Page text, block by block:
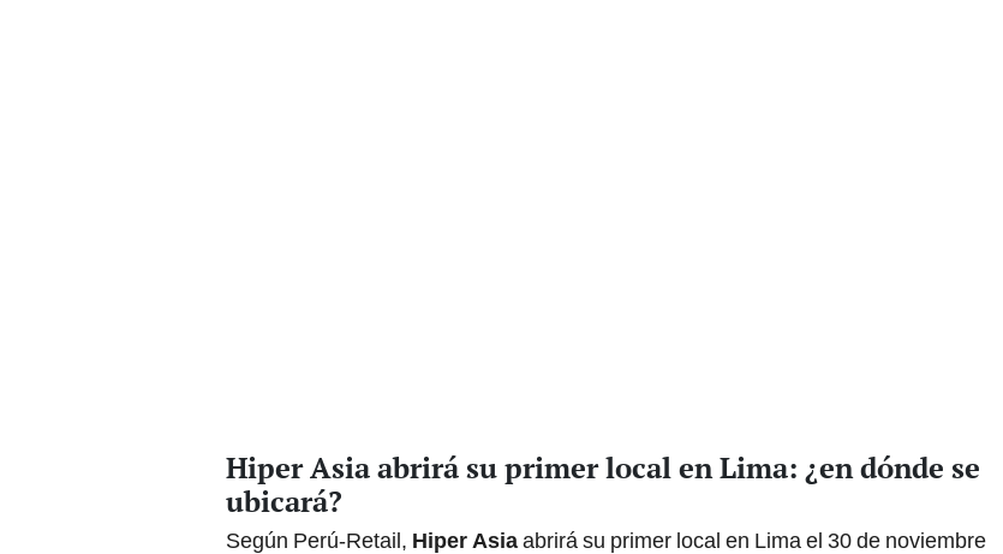
Hiper Asia abrirá su primer local en Lima: ¿en dónde se
ubicará?
Según Perú-Retail, Hiper Asiaabrirá su primer local en Lima el 30 de noviembre